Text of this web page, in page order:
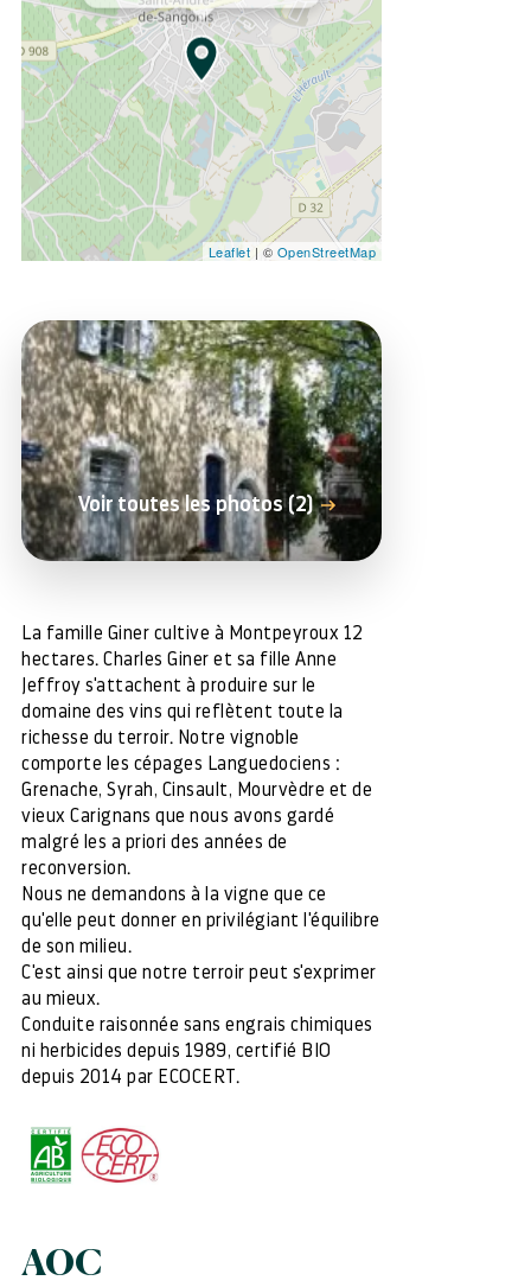
Leaflet | © OpenStreetMap
Voir toutes les photos (2)
La famille Giner cultive à Montpeyroux 12
hectares. Charles Giner et sa fille Anne
Jeffroy s'attachent à produire sur le
domaine des vins qui reflètent toute la
richesse du terroir. Notre vignoble
comporte les cépages Languedociens :
Grenache, Syrah, Cinsault, Mourvèdre et de
vieux Carignans que nous avons gardé
malgré les a priori des années de
reconversion.
Nous ne demandons à la vigne que ce
qu'elle peut donner en privilégiant l'équilibre
de son milieu.
C'est ainsi que notre terroir peut s'exprimer
au mieux.
Conduite raisonnée sans engrais chimiques
ni herbicides depuis 1989, certifié BIO
depuis 2014 par ECOCERT.
AOC